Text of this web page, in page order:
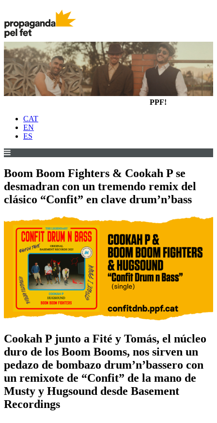
PPF!
CAT
EN
ES
Boom Boom Fighters & Cookah P se
desmadran con un tremendo remix del
clásico “Confit” en clave drum’n’bass
Cookah P junto a Fité y Tomás, el núcleo
duro de los Boom Booms, nos sirven un
pedazo de bombazo drum’n’bassero con
un remixote de “Confit” de la mano de
Musty y Hugsound desde Basement
Recordings